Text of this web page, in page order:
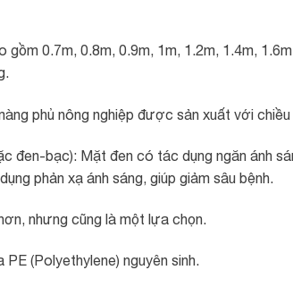
0.7m, 0.8m, 0.9m, 1m, 1.2m, 1.4m,
phủ nông nghiệp được sản xuất với
đen-bạc): Mặt đen có tác dụng ngăn ánh
phản xạ ánh sáng, giúp giảm sâu bệnh.
nhưng cũng là một lựa chọn.
(Polyethylene) nguyên sinh.